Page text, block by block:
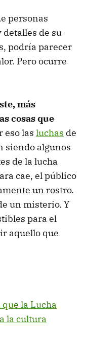
personas
de su
podría parecer
Pero ocurre
más
cosas que
eso las luchas de
siendo algunos
de la lucha
cae, el público
un rostro.
un misterio. Y
para el
aquello que
la Lucha
la cultura